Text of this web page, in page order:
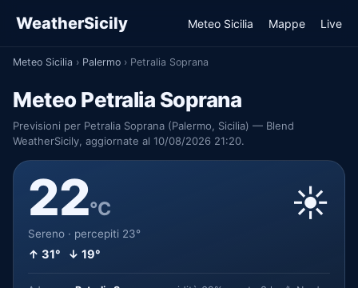
WeatherSicily Meteo Sicilia Mappe Live
Meteo Sicilia › Palermo › Petralia Soprana
Meteo Petralia Soprana
Previsioni per Petralia Soprana (Palermo, Sicilia) — Blend
WeatherSicily, aggiornate al 10/08/2026 21:20.
22°C
Sereno · percepiti 23°
↑ 31° ↓ 19°
☀️